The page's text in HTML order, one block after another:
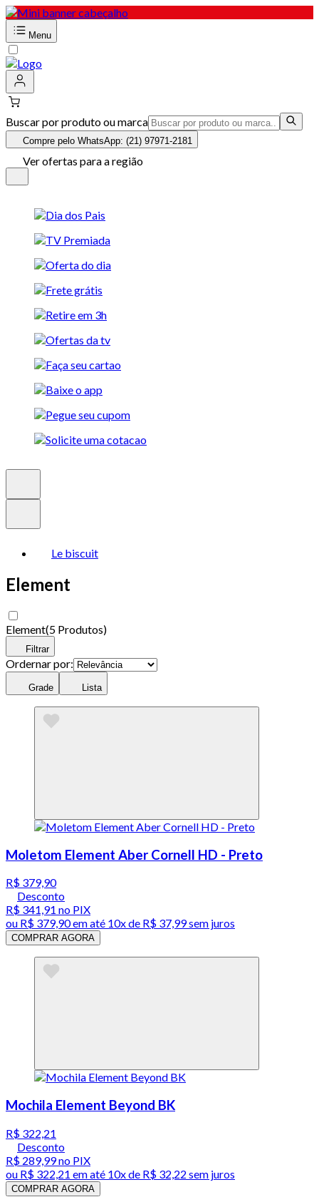
Menu
Buscar por produto ou marca
Compre pelo WhatsApp: (21) 97971-2181
Ver ofertas para a região
Le biscuit
Element
Element(5 Produtos)
Filtrar
Ordernar por:
Grade Lista
Moletom Element Aber Cornell HD - Preto
R$ 379,90
Desconto
R$ 341,91 no PIX
ou R$ 379,90em até 10x de R$ 37,99 sem juros
COMPRAR AGORA
Mochila Element Beyond BK
R$ 322,21
Desconto
R$ 289,99no PIX
ou R$ 322,21 em até 10x de R$ 32,22 sem juros
COMPRAR AGORA